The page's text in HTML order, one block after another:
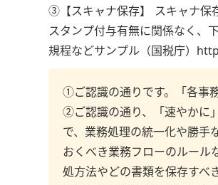
③【スキャナ保存】 スキャナ保
スタンプ付与有無に関係なく、
規程などサンプル（国税庁）
①ご認識の通りです。「各事
②ご認識の通り、「速やかに
で、業務処理の統一化や勝手
おくべき業務フローのルール
処方法やどの書類を保存すべ